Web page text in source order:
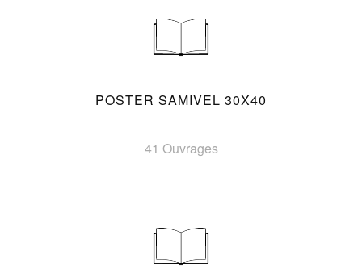
POSTER SAMIVEL 30X40
41 Ouvrages